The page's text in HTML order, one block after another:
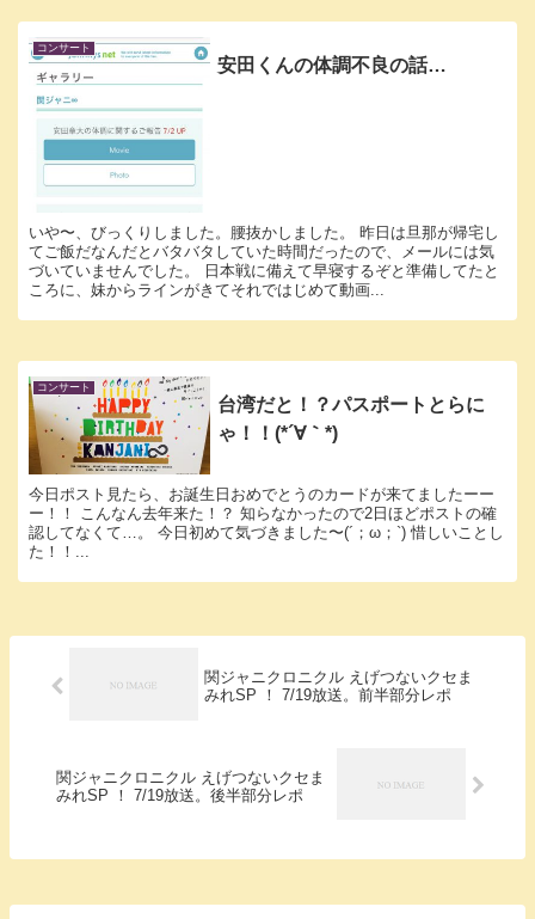
コンサート
安田くんの体調不良の話…
いや〜、びっくりしました。腰抜かしました。 昨日は旦那が帰宅し
てご飯だなんだとバタバタしていた時間だったので、メールには気
づいていませんでした。 日本戦に備えて早寝するぞと準備してたと
ころに、妹からラインがきてそれではじめて動画...
コンサート
台湾だと！？パスポートとらに
ゃ！！(*´∀｀*)
今日ポスト見たら、お誕生日おめでとうのカードが来てましたーー
ー！！ こんなん去年来た！？ 知らなかったので2日ほどポストの確
認してなくて…。 今日初めて気づきました〜(´；ω；`) 惜しいことし
た！！...
関ジャニクロニクル えげつないクセま
みれSP ！ 7/19放送。前半部分レポ
関ジャニクロニクル えげつないクセま
みれSP ！ 7/19放送。後半部分レポ